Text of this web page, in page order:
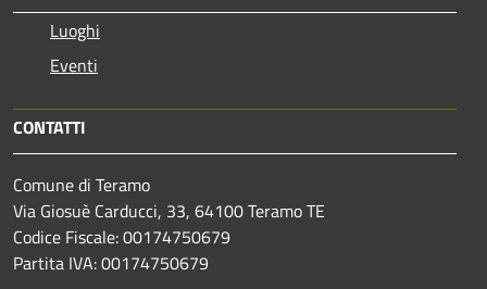
Luoghi
Eventi
CONTATTI
Comune di Teramo
Via Giosuè Carducci, 33, 64100 Teramo TE
Codice Fiscale: 00174750679
Partita IVA: 00174750679